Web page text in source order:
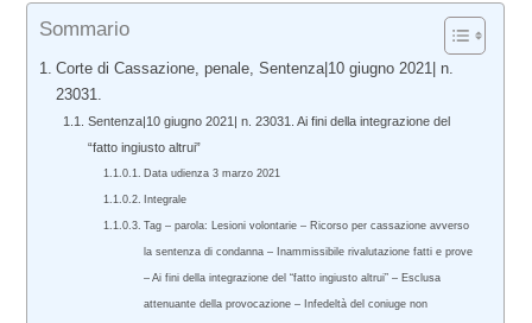
Sommario
Corte di Cassazione, penale, Sentenza|10 giugno 2021| n.
23031.
Sentenza|10 giugno 2021| n. 23031. Ai fini della integrazione del
“fatto ingiusto altrui”
Data udienza 3 marzo 2021
Integrale
Tag – parola: Lesioni volontarie – Ricorso per cassazione avverso
la sentenza di condanna – Inammissibile rivalutazione fatti e prove
– Ai fini della integrazione del “fatto ingiusto altrui” – Esclusa
attenuante della provocazione – Infedeltà del coniuge non